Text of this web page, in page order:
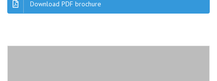
Download PDF brochure